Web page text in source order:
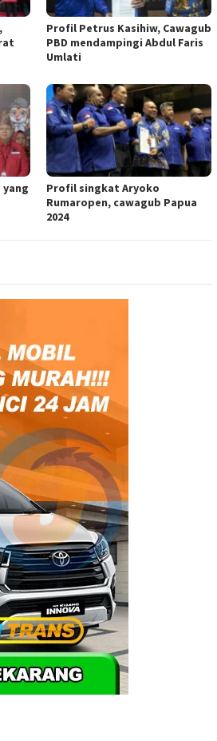
Profil Petrus Kasihiw, Cawagub
PBD mendampingi Abdul Faris
Umlati
Profil singkat Aryoko
Rumaropen, cawagub Papua
2024